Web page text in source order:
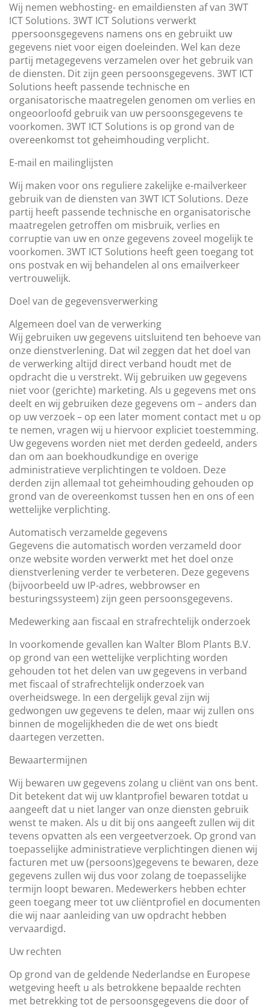
Wij nemen webhosting- en emaildiensten af van 3WT
ICT Solutions. 3WT ICT Solutions verwerkt
ppersoonsgegevens namens ons en gebruikt uw
gegevens niet voor eigen doeleinden. Wel kan deze
partij metagegevens verzamelen over het gebruik van
de diensten. Dit zijn geen persoonsgegevens. 3WT ICT
Solutions heeft passende technische en
organisatorische maatregelen genomen om verlies en
ongeoorloofd gebruik van uw persoonsgegevens te
voorkomen. 3WT ICT Solutions is op grond van de
overeenkomst tot geheimhouding verplicht.
E-mail en mailinglijsten
Wij maken voor ons reguliere zakelijke e-mailverkeer
gebruik van de diensten van 3WT ICT Solutions. Deze
partij heeft passende technische en organisatorische
maatregelen getroffen om misbruik, verlies en
corruptie van uw en onze gegevens zoveel mogelijk te
voorkomen. 3WT ICT Solutions heeft geen toegang tot
ons postvak en wij behandelen al ons emailverkeer
vertrouwelijk.
Doel van de gegevensverwerking
Algemeen doel van de verwerking
Wij gebruiken uw gegevens uitsluitend ten behoeve van
onze dienstverlening. Dat wil zeggen dat het doel van
de verwerking altijd direct verband houdt met de
opdracht die u verstrekt. Wij gebruiken uw gegevens
niet voor (gerichte) marketing. Als u gegevens met ons
deelt en wij gebruiken deze gegevens om – anders dan
op uw verzoek – op een later moment contact met u op
te nemen, vragen wij u hiervoor expliciet toestemming.
Uw gegevens worden niet met derden gedeeld, anders
dan om aan boekhoudkundige en overige
administratieve verplichtingen te voldoen. Deze
derden zijn allemaal tot geheimhouding gehouden op
grond van de overeenkomst tussen hen en ons of een
wettelijke verplichting.
Automatisch verzamelde gegevens
Gegevens die automatisch worden verzameld door
onze website worden verwerkt met het doel onze
dienstverlening verder te verbeteren. Deze gegevens
(bijvoorbeeld uw IP-adres, webbrowser en
besturingssysteem) zijn geen persoonsgegevens.
Medewerking aan fiscaal en strafrechtelijk onderzoek
In voorkomende gevallen kan Walter Blom Plants B.V.
op grond van een wettelijke verplichting worden
gehouden tot het delen van uw gegevens in verband
met fiscaal of strafrechtelijk onderzoek van
overheidswege. In een dergelijk geval zijn wij
gedwongen uw gegevens te delen, maar wij zullen ons
binnen de mogelijkheden die de wet ons biedt
daartegen verzetten.
Bewaartermijnen
Wij bewaren uw gegevens zolang u cliënt van ons bent.
Dit betekent dat wij uw klantprofiel bewaren totdat u
aangeeft dat u niet langer van onze diensten gebruik
wenst te maken. Als u dit bij ons aangeeft zullen wij dit
tevens opvatten als een vergeetverzoek. Op grond van
toepasselijke administratieve verplichtingen dienen wij
facturen met uw (persoons)gegevens te bewaren, deze
gegevens zullen wij dus voor zolang de toepasselijke
termijn loopt bewaren. Medewerkers hebben echter
geen toegang meer tot uw cliëntprofiel en documenten
die wij naar aanleiding van uw opdracht hebben
vervaardigd.
Uw rechten
Op grond van de geldende Nederlandse en Europese
wetgeving heeft u als betrokkene bepaalde rechten
met betrekking tot de persoonsgegevens die door of